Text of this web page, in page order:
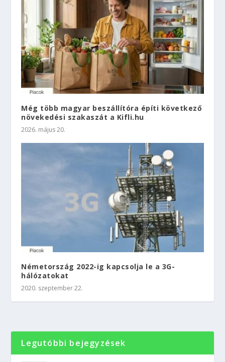
Még több magyar beszállítóra építi következő
növekedési szakaszát a Kifli.hu
2026. május 20.
Németország 2022-ig kapcsolja le a 3G-
hálózatokat
2020. szeptember 22.
Legutóbbi bejegyzések